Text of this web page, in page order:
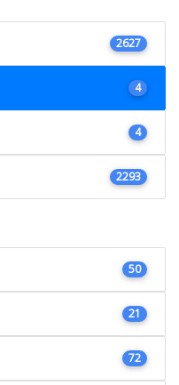
2627
4
4
2293
50
21
72